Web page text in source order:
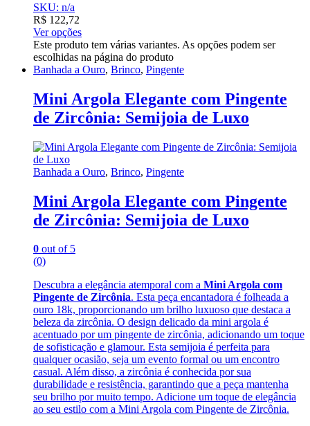
SKU: n/a
R$ 122,72
Ver opções
Este produto tem várias variantes. As opções podem ser
escolhidas na página do produto
Banhada a Ouro, Brinco, Pingente
Mini Argola Elegante com Pingente
de Zircônia: Semijoia de Luxo
Banhada a Ouro, Brinco, Pingente
Mini Argola Elegante com Pingente
de Zircônia: Semijoia de Luxo
0 out of 5
(0)
Descubra a elegância atemporal com a Mini Argola com
Pingente de Zircônia. Esta peça encantadora é folheada a
ouro 18k, proporcionando um brilho luxuoso que destaca a
beleza da zircônia. O design delicado da mini argola é
acentuado por um pingente de zircônia, adicionando um toque
de sofisticação e glamour. Esta semijoia é perfeita para
qualquer ocasião, seja um evento formal ou um encontro
casual. Além disso, a zircônia é conhecida por sua
durabilidade e resistência, garantindo que a peça mantenha
seu brilho por muito tempo. Adicione um toque de elegância
ao seu estilo com a Mini Argola com Pingente de Zircônia.